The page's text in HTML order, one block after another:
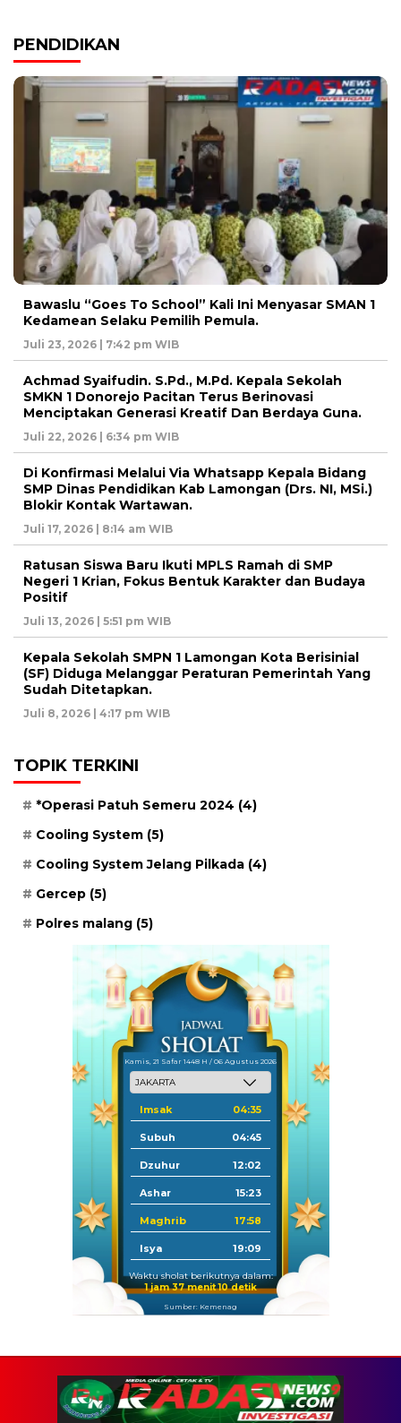
PENDIDIKAN
Bawaslu “Goes To School” Kali Ini Menyasar SMAN 1
Kedamean Selaku Pemilih Pemula.
Juli 23, 2026 | 7:42 pm WIB
Achmad Syaifudin. S.Pd., M.Pd. Kepala Sekolah
SMKN 1 Donorejo Pacitan Terus Berinovasi
Menciptakan Generasi Kreatif Dan Berdaya Guna.
Juli 22, 2026 | 6:34 pm WIB
Di Konfirmasi Melalui Via Whatsapp Kepala Bidang
SMP Dinas Pendidikan Kab Lamongan (Drs. NI, MSi.)
Blokir Kontak Wartawan.
Juli 17, 2026 | 8:14 am WIB
Ratusan Siswa Baru Ikuti MPLS Ramah di SMP
Negeri 1 Krian, Fokus Bentuk Karakter dan Budaya
Positif
Juli 13, 2026 | 5:51 pm WIB
Kepala Sekolah SMPN 1 Lamongan Kota Berisinial
(SF) Diduga Melanggar Peraturan Pemerintah Yang
Sudah Ditetapkan.
Juli 8, 2026 | 4:17 pm WIB
TOPIK TERKINI
*Operasi Patuh Semeru 2024 (4)
Cooling System (5)
Cooling System Jelang Pilkada (4)
Gercep (5)
Polres malang (5)
Kamis, 21 Safar 1448 H / 06 Agustus 2026
Imsak 04:35
Subuh 04:45
Dzuhur 12:02
Ashar 15:23
Maghrib 17:58
Isya 19:09
Waktu sholat berikutnya dalam:
1 jam 37 menit 9 detik
Sumber: Kemenag